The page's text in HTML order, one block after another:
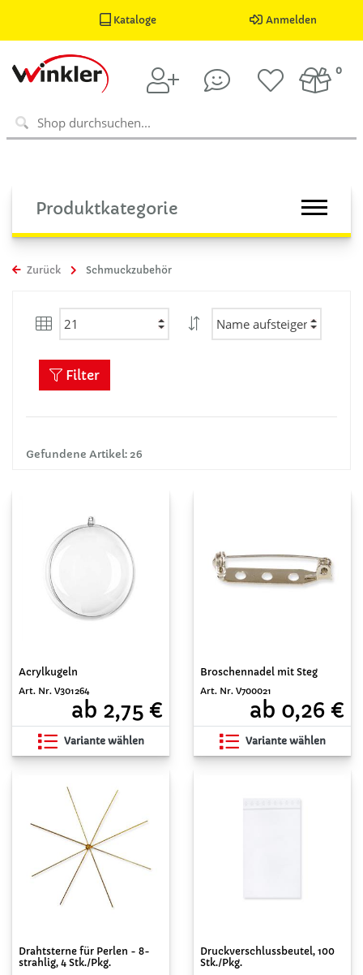
Kataloge Anmelden
0
Produktkategorie
Zurück Schmuckzubehör
Gefundene Artikel: 26
Filter
Acrylkugeln
Art. Nr. V301264
ab 2,75 €
Variante wählen
Broschennadel mit Steg
Art. Nr. V700021
ab 0,26 €
Variante wählen
Drahtsterne für Perlen - 8-
strahlig, 4 Stk./Pkg.
Druckverschlussbeutel, 100
Stk./Pkg.